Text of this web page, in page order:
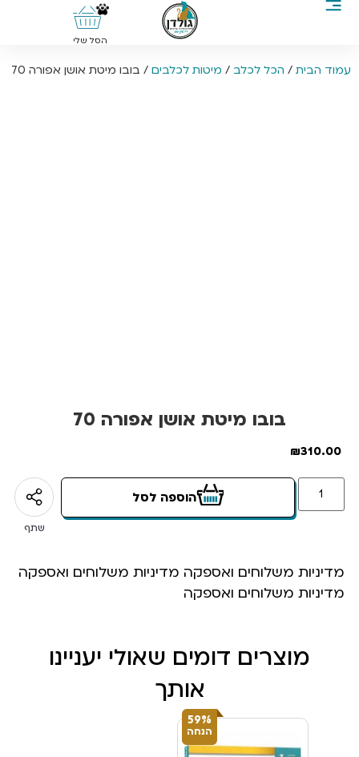
0
הסל שלי
עמוד הבית / הכל לכלב / מיטות לכלבים / בובו מיטת אושן אפורה 70
בובו מיטת אושן אפורה 70
310.00
₪
הוספה לסל
שתף
מדיניות משלוחים ואספקה מדיניות משלוחים ואספקה
מדיניות משלוחים ואספקה
מוצרים דומים שאולי יעניינו
אותך
59%
הנחה